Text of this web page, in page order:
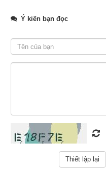
Bà tranh luận với chồng
động, Amy Tan đã quyết định:
Ý kiến bạn đọc